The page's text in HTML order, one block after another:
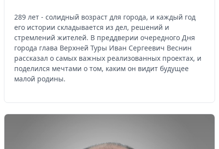
289 лет - солидный возраст для города, и каждый год
его истории складывается из дел, решений и
стремлений жителей. В преддверии очередного Дня
города глава Верхней Туры Иван Сергеевич Веснин
рассказал о самых важных реализованных проектах, и
поделился мечтами о том, каким он видит будущее
малой родины.